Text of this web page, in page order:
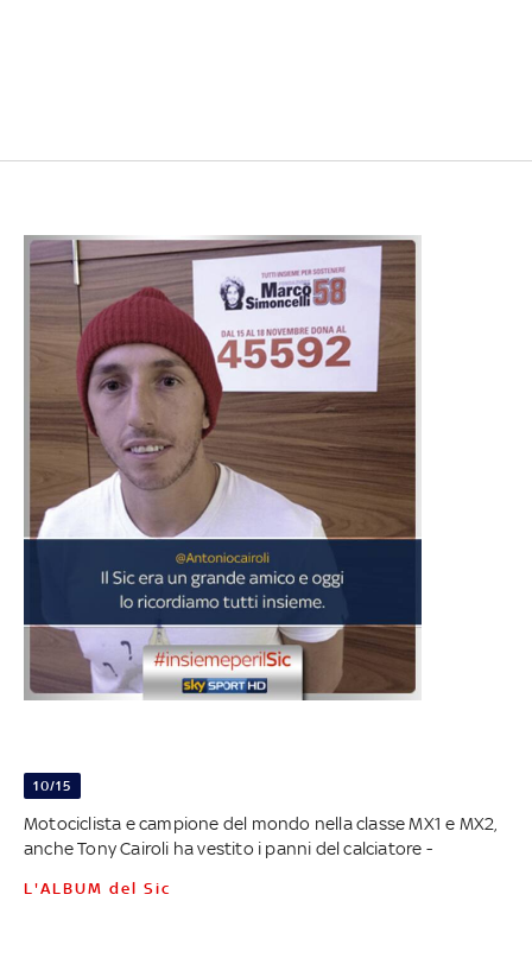
10/15
Motociclista e campione del mondo nella classe MX1 e MX2,
anche Tony Cairoli ha vestito i panni del calciatore -
L'ALBUM del Sic